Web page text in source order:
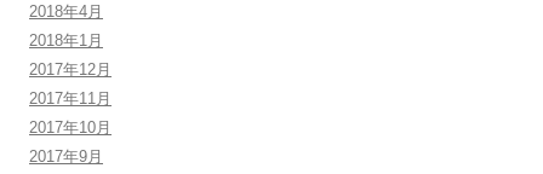
2018年4月
2018年1月
2017年12月
2017年11月
2017年10月
2017年9月